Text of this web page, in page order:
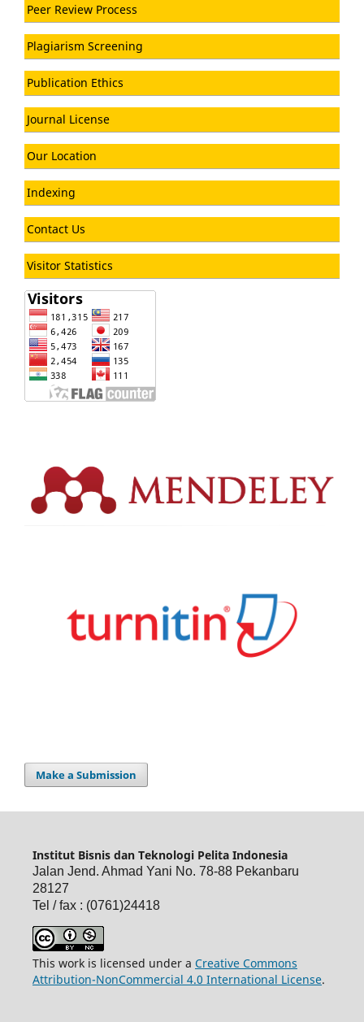
Peer Review Process
Plagiarism Screening
Publication Ethics
Journal License
Our Location
Indexing
Contact Us
Visitor Statistics
Make a Submission
Institut Bisnis dan Teknologi Pelita Indonesia
Jalan Jend. Ahmad Yani No. 78-88 Pekanbaru
28127
Tel / fax : (0761)24418
This work is licensed under a Creative Commons
Attribution-NonCommercial 4.0 International License.